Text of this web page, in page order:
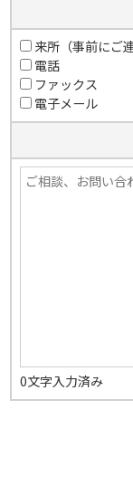
来所（事前にご
電話
ファックス
電子メール
0文字入力済み